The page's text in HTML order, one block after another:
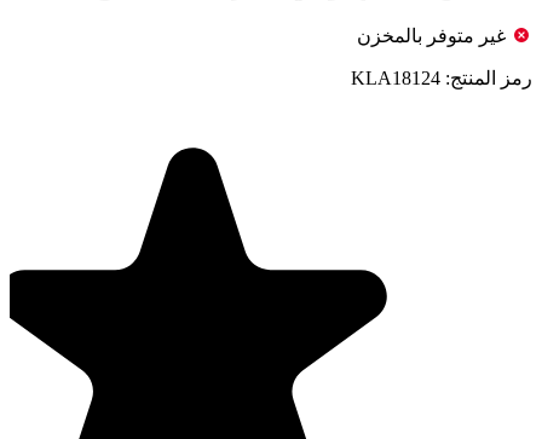
غير متوفر بالمخزن
رمز المنتج: KLA18124